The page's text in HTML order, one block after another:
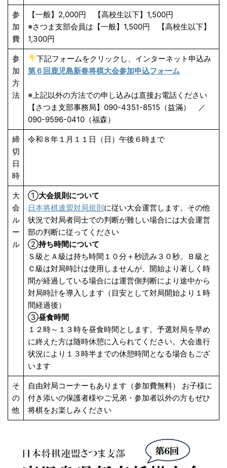
参
加
費
【一般】2,000円 【高校生以下】1,500円
※さつま支部会員は【一般】1,500円 【高校生以下】
1,300円
参
加
方
法
下記フォームをクリックし、インターネット申込み
第６回鹿児島新春将棋大会参加申込フォーム
※上記以外の方法での申し込みは直接お電話ください
【さつま支部事務局】090-4351-8515（益滿） ／
090-9596-0410（福森）
締
切
日
時
令和８年１月１１日（日）午後６時まで
大
会
ル
ー
ル
①大会規則について
日本将棋連盟対局規則に従い大会運営します。その他
状況で対局者同士での判断が難しい場合には大会運営
部の判断に従ってください
②持ち時間について
Ｓ級とＡ級は持ち時間１０分＋秒読み３０秒。Ｂ級と
Ｃ級は対局時計は使用しませんが、開始より著しく時
間が経過している場合には運営側判断により途中から
対局時計を導入します（目安として対局開始より１時
間経過後）
③昼食時間
１２時～１３時を昼食時間とします。予選対局を早め
に終えた方は随時休憩に入られてください。大会進行
状況により１３時半までの休憩時間となる場合もござ
います
そ
の
他
自由対局コーナーもあります（参加費無料） お子様に
付き添いの保護者様やご兄弟・参加者以外の方もぜひ
将棋をお楽しみください